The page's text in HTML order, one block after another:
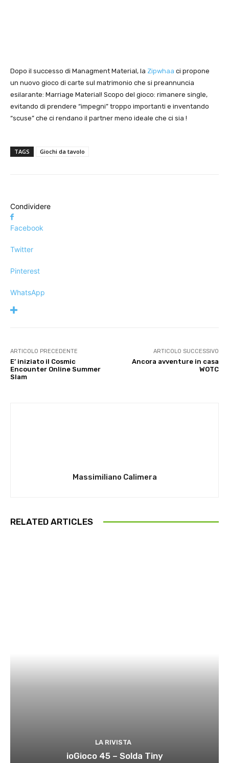
Dopo il successo di Managment Material, la Zipwhaa ci propone
un nuovo gioco di carte sul matrimonio che si preannuncia
esilarante: Marriage Material! Scopo del gioco: rimanere single,
evitando di prendere “impegni” troppo importanti e inventando
“scuse” che ci rendano il partner meno ideale che ci sia !
TAGS Giochi da tavolo
Condividere
Facebook
Twitter
Pinterest
WhatsApp
ARTICOLO PRECEDENTE
E’ iniziato il Cosmic
Encounter Online Summer
Slam
ARTICOLO SUCCESSIVO
Ancora avventure in casa
WOTC
Massimiliano Calimera
RELATED ARTICLES
LA RIVISTA
ioGioco 45 – Solda Tiny